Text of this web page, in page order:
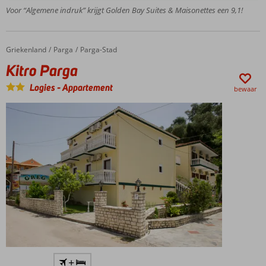
400 m
Modern
ingerichte
appartementen
Gratis
wifi in
Voor “Algemene indruk” krijgt Golden Bay Suites & Maisonettes een 9,1!
Home
Griekenland Parga Parga-Stad
Kitro Parga
Kitro Parga
Logies-Appartement bewaar
Kleinschalig,
+